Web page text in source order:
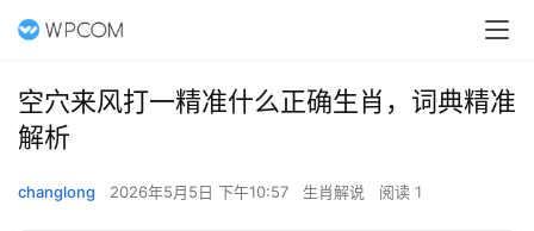
空穴来风打一精准什么正确生肖，词典精准
解析
changlong 2026年5月5日 下午10:57 生肖解说 阅读 1